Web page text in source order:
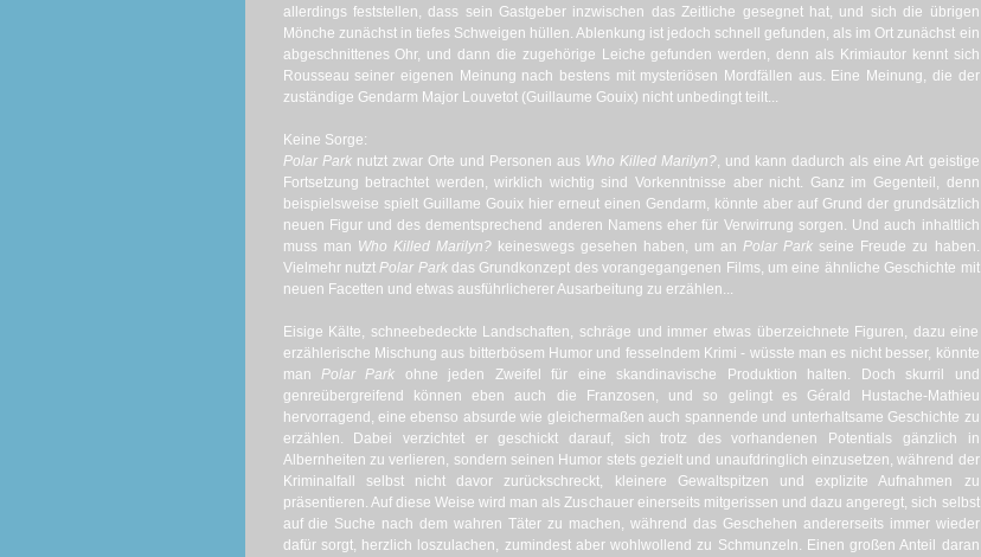
allerdings feststellen, dass sein Gastgeber inzwischen das Zeitliche gesegnet hat, und sich die übrigen
Mönche zunächst in tiefes Schweigen hüllen. Ablenkung ist jedoch schnell gefunden, als im Ort zunächst ein
abgeschnittenes Ohr, und dann die zugehörige Leiche gefunden werden, denn als Krimiautor kennt sich
Rousseau seiner eigenen Meinung nach bestens mit mysteriösen Mordfällen aus. Eine Meinung, die der
zuständige Gendarm Major Louvetot (Guillaume Gouix) nicht unbedingt teilt...
Keine Sorge:
Polar Parknutzt zwar Orte und Personen aus Who Killed Marilyn?, und kann dadurch als eine Art geistige
Fortsetzung betrachtet werden, wirklich wichtig sind Vorkenntnisse aber nicht. Ganz im Gegenteil, denn
beispielsweise spielt Guillame Gouix hier erneut einen Gendarm, könnte aber auf Grund der grundsätzlich
neuen Figur und des dementsprechend anderen Namens eher für Verwirrung sorgen. Und auch inhaltlich
muss man Who Killed Marilyn?keineswegs gesehen haben, um anPolar Park seine Freude zu haben.
Vielmehr nutztPolar Parkdas Grundkonzept des vorangegangenen Films, um eine ähnliche Geschichte mit
neuen Facetten und etwas ausführlicherer Ausarbeitung zu erzählen...
Eisige Kälte, schneebedeckte Landschaften, schräge und immer etwas überzeichnete Figuren, dazu eine
erzählerische Mischung aus bitterbösem Humor und fesselndem Krimi - wüsste man es nicht besser, könnte
man Polar Park ohne jeden Zweifel für eine skandinavische Produktion halten. Doch skurril und
genreübergreifend können eben auch die Franzosen, und so gelingt es Gérald Hustache-Mathieu
hervorragend, eine ebenso absurde wie gleichermaßen auch spannende und unterhaltsame Geschichte zu
erzählen. Dabei verzichtet er geschickt darauf, sich trotz des vorhandenen Potentials gänzlich in
Albernheiten zu verlieren, sondern seinen Humor stets gezielt und unaufdringlich einzusetzen, während der
Kriminalfall selbst nicht davor zurückschreckt, kleinere Gewaltspitzen und explizite Aufnahmen zu
präsentieren. Auf diese Weise wird man als Zuschauer einerseits mitgerissen und dazu angeregt, sich selbst
auf die Suche nach dem wahren Täter zu machen, während das Geschehen andererseits immer wieder
dafür sorgt, herzlich loszulachen, zumindest aber wohlwollend zu Schmunzeln. Einen großen Anteil daran